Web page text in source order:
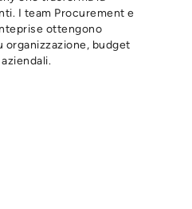
I team Procurement e
ottengono
budget